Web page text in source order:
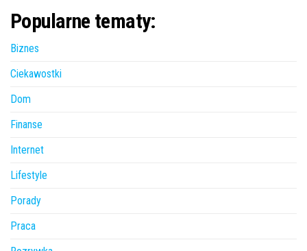
Popularne tematy:
Biznes
Ciekawostki
Dom
Finanse
Internet
Lifestyle
Porady
Praca